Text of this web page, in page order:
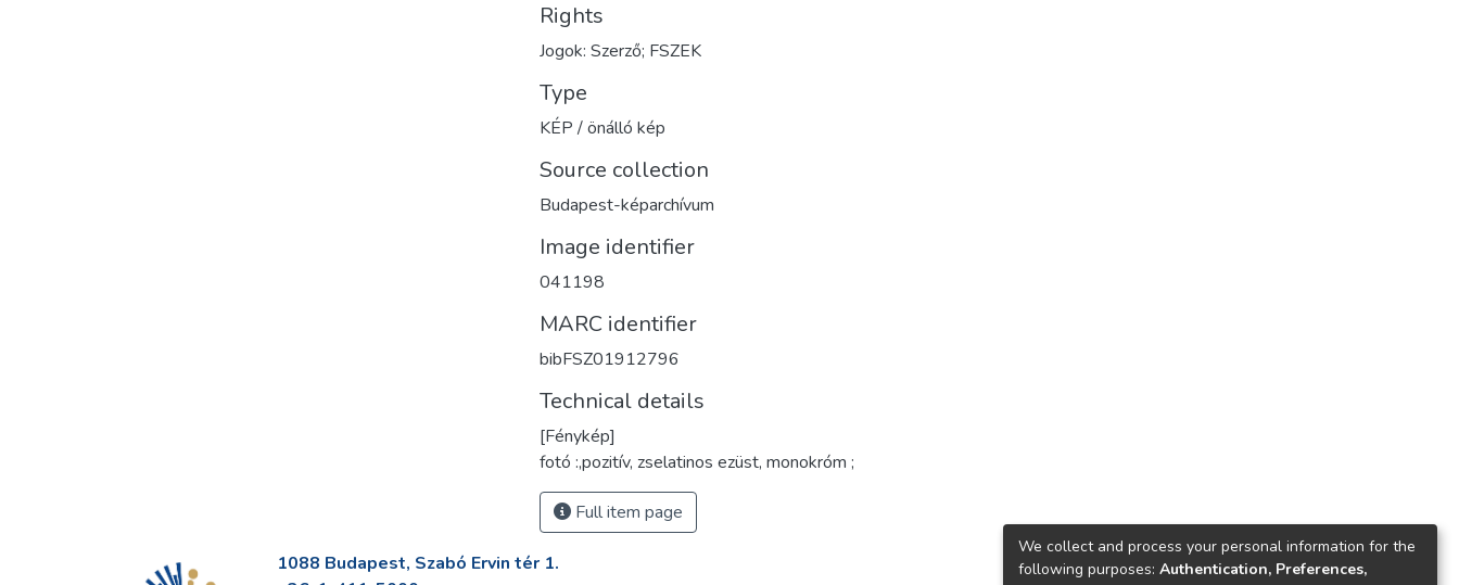
Rights
Jogok: Szerző; FSZEK
Type
KÉP / önálló kép
Source collection
Budapest-képarchívum
Image identifier
041198
MARC identifier
bibFSZ01912796
Technical details
[Fénykép]
fotó :,pozitív, zselatinos ezüst, monokróm ;
Full item page
1088 Budapest, Szabó Ervin tér 1.
We collect and process your personal information for the
following purposes: Authentication, Preferences,